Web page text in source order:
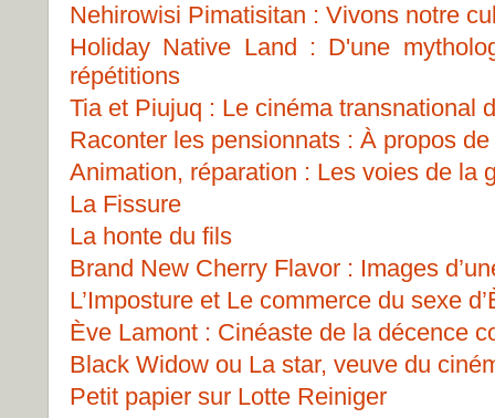
Nehirowisi Pimatisitan : Vivons notre
Holiday Native Land : D'une
répétitions
Tia et Piujuq : Le cinéma transnational
Raconter les pensionnats : À propos
Animation, réparation : Les voies de la
La Fissure
La honte du fils
Brand New Cherry Flavor : Images
L’Imposture et Le commerce du sexe
Ève Lamont : Cinéaste de la décence
Black Widow ou La star, veuve du
Petit papier sur Lotte Reiniger